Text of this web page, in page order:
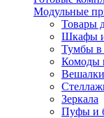
Модульные
Товары
Шкафы
Тумбы
Комоды
Вешалки
Зеркала
Пуфы и